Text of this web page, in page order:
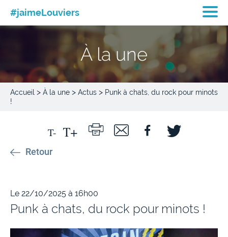
#jaimeLouviers
À la une
Accueil > À la une > Actus > Punk à chats, du rock pour minots
!
Retour
Le 22/10/2025 à 16h00
Punk à chats, du rock pour minots !